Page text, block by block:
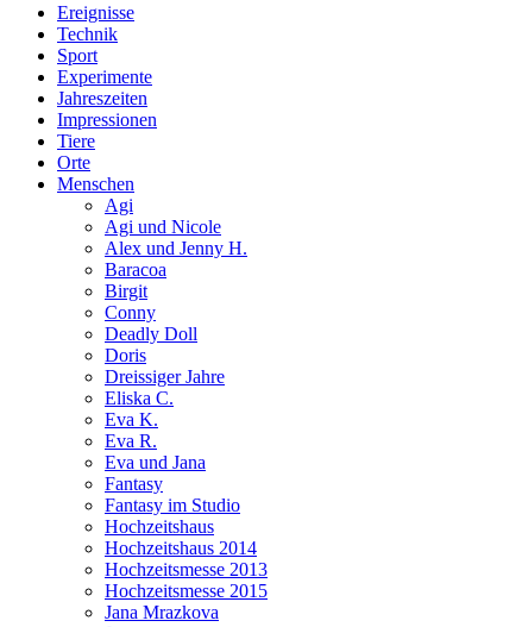
Ereignisse
Technik
Sport
Experimente
Jahreszeiten
Impressionen
Tiere
Orte
Menschen
Agi
Agi und Nicole
Alex und Jenny H.
Baracoa
Birgit
Conny
Deadly Doll
Doris
Dreissiger Jahre
Eliska C.
Eva K.
Eva R.
Eva und Jana
Fantasy
Fantasy im Studio
Hochzeitshaus
Hochzeitshaus 2014
Hochzeitsmesse 2013
Hochzeitsmesse 2015
Jana Mrazkova